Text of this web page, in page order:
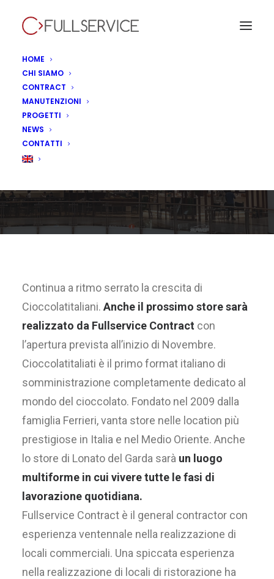
HOME
CHI SIAMO
CONTRACT
MANUTENZIONI
PROGETTI
NEWS
CONTATTI
Cioccolatitaliani
apre a Lonato del
Continua a ritmo serrato la crescita di
Cioccolatitaliani. Anche il prossimo store sarà
realizzato da Fullservice Contract con
l’apertura prevista all’inizio di Novembre.
Cioccolatitaliati è il primo format italiano di
somministrazione completamente dedicato al
mondo del cioccolato. Fondato nel 2009 dalla
famiglia Ferrieri, vanta store nelle location più
prestigiose in Italia e nel Medio Oriente. Anche
lo store di Lonato del Garda sarà un luogo
multiforme in cui vivere tutte le fasi di
lavorazione quotidiana.
Fullservice Contract è il general contractor con
esperienza ventennale nella realizzazione di
locali commerciali. Una spiccata esperienza
nella realizzazione di locali di ristorazione ha